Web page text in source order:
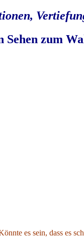
Sehen zum
es sein, dass es